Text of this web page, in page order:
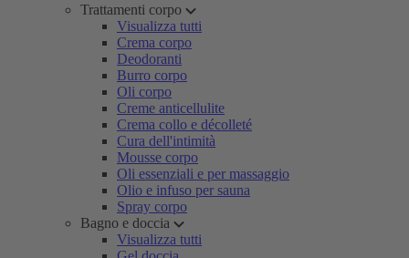
Trattamenti corpo
Visualizza tutti
Crema corpo
Deodoranti
Burro corpo
Oli corpo
Creme anticellulite
Crema collo e décolleté
Cura dell'intimità
Mousse corpo
Oli essenziali e per massaggio
Olio e infuso per sauna
Spray corpo
Bagno e doccia
Visualizza tutti